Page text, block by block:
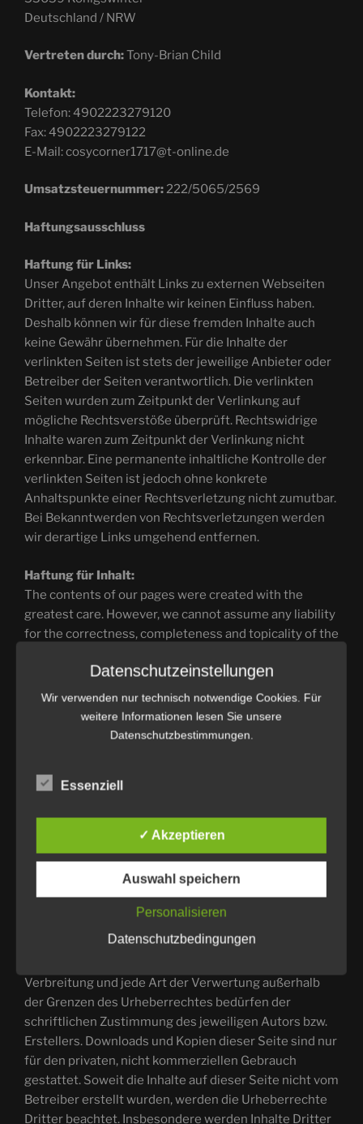
Deutschland / NRW
Vertreten durch:Tony-Brian Child
Kontakt:
Telefon: 4902223279120
Fax: 4902223279122
E-Mail:cosycorner1717@t-online.de
Umsatzsteuernummer:222/5065/2569
Haftungsausschluss
Haftung für Links:
Unser Angebot enthält Links zu externen Webseiten
Dritter, auf deren Inhalte wir keinen Einfluss haben.
Deshalb können wir für diese fremden Inhalte auch
keine Gewähr übernehmen. Für die Inhalte der
verlinkten Seiten ist stets der jeweilige Anbieter oder
Betreiber der Seiten verantwortlich. Die verlinkten
Seiten wurden zum Zeitpunkt der Verlinkung auf
mögliche Rechtsverstöße überprüft. Rechtswidrige
Inhalte waren zum Zeitpunkt der Verlinkung nicht
erkennbar. Eine permanente inhaltliche Kontrolle der
verlinkten Seiten ist jedoch ohne konkrete
Anhaltspunkte einer Rechtsverletzung nicht zumutbar.
Bei Bekanntwerden von Rechtsverletzungen werden
wir derartige Links umgehend entfernen.
Haftung für Inhalt:
The contents of our pages were created with the
greatest care. However, we cannot assume any liability
for the correctness, completeness and topicality of the
our own content on these pages in accordance with § 5
DDG and general laws. According to § 5 DDG we are not
obliged to monitor transmitted or stored information
from third parties or to investigate circumstances that
remain unaffected. However, liability in this respect is
concrete infringement. If we become aware of any
Werke auf diesen Seiten unterliegen dem deutschen
Verbreitung und jede Art der Verwertung außerhalb
der Grenzen des Urheberrechtes bedürfen der
schriftlichen Zustimmung des jeweiligen Autors bzw.
Erstellers. Downloads und Kopien dieser Seite sind nur
für den privaten, nicht kommerziellen Gebrauch
gestattet. Soweit die Inhalte auf dieser Seite nicht vom
Betreiber erstellt wurden, werden die Urheberrechte
Dritter beachtet. Insbesondere werden Inhalte Dritter
Datenschutzeinstellungen
Wir verwenden nur technisch notwendige Cookies. Für
weitere Informationen lesen Sie unsere
Datenschutzbestimmungen.
Essenziell
✓ Akzeptieren
Auswahl speichern
Personalisieren
Datenschutzbedingungen